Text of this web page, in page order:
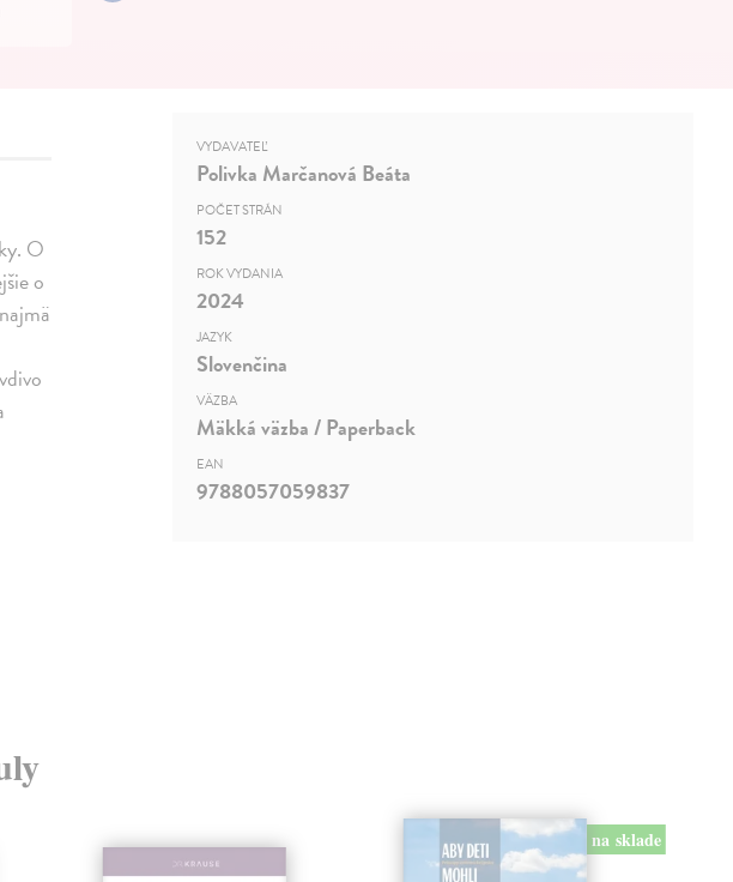
O
o
VYDAVATEĽ
Polivka Marčanová Beáta
POČET STRÁN
152
ROK VYDANIA
2024
JAZYK
Slovenčina
VÄZBA
Mäkká väzba / Paperback
EAN
9788057059837
na sklade